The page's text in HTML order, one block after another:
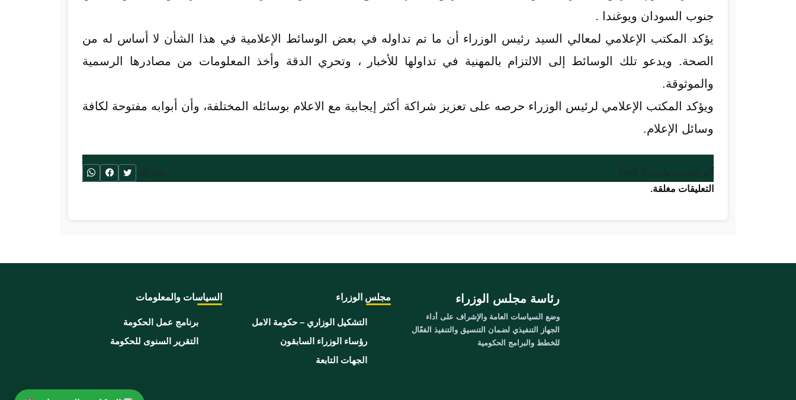
جنوب السودان ويوغندا .
يؤكد المكتب الإعلامي لمعالي السيد رئيس الوزراء أن ما تم تداوله في بعض الوسائط الإعلامية في هذا الشأن لا أساس له من
الصحة. ويدعو تلك الوسائط إلى الالتزام بالمهنية في تداولها للأخبار ، وتحري الدقة وأخذ المعلومات من مصادرها الرسمية
والموثوقة.
ويؤكد المكتب الإعلامي لرئيس الوزراء حرصه على تعزيز شراكة أكثر إيجابية مع الاعلام بوسائله المختلفة، وأن أبوابه مفتوحة لكافة
وسائل الإعلام.
التعليقات مغلقة.
السياسات والمعلومات
برنامج عمل الحكومة
التقرير السنوى للحكومة
مجلس الوزراء
التشكيل الوزاري – حكومة الامل
رؤساء الوزراء السابقون
الجهات التابعة
رئاسة مجلس الوزراء
وضع السياسات العامة والإشراف على أداء
الجهاز التنفيذي لضمان التنسيق والتنفيذ الفعّال
للخطط والبرامج الحكومية